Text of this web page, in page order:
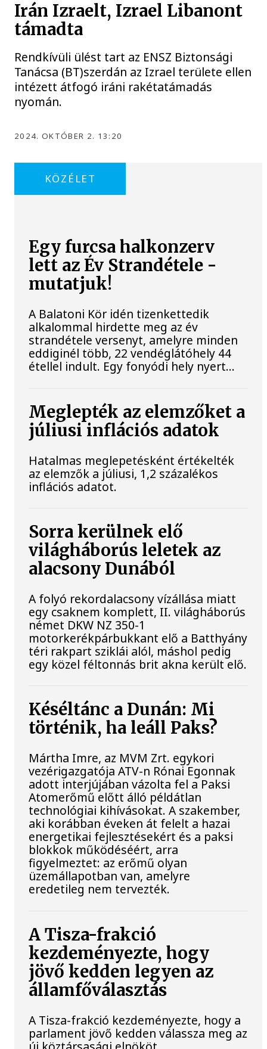
Irán Izraelt, Izrael Libanont
támadta
Rendkívüli ülést tart az ENSZ Biztonsági
Tanácsa (BT)szerdán az Izrael területe ellen
intézett átfogó iráni rakétatámadás
nyomán.
2024. OKTÓBER 2. 13:20
KÖZÉLET
Egy furcsa halkonzerv
lett az Év Strandétele -
mutatjuk!
A Balatoni Kör idén tizenkettedik
alkalommal hirdette meg az év
strandétele versenyt, amelyre minden
eddiginél több, 22 vendéglátóhely 44
étellel indult. Egy fonyódi hely nyert...
Meglepték az elemzőket a
júliusi inflációs adatok
Hatalmas meglepetésként értékelték
az elemzők a júliusi, 1,2 százalékos
inflációs adatot.
Sorra kerülnek elő
világháborús leletek az
alacsony Dunából
A folyó rekordalacsony vízállása miatt
egy csaknem komplett, II. világháborús
német DKW NZ 350-1
motorkerékpárbukkant elő a Batthyány
téri rakpart sziklái alól, máshol pedig
egy közel féltonnás brit akna került elő.
Késéltánc a Dunán: Mi
történik, ha leáll Paks?
Mártha Imre, az MVM Zrt. egykori
vezérigazgatója ATV-n Rónai Egonnak
adott interjújában vázolta fel a Paksi
Atomerőmű előtt álló példátlan
technológiai kihívásokat. A szakember,
aki korábban éveken át felelt a hazai
energetikai fejlesztésekért és a paksi
blokkok működéséért, arra
figyelmeztet: az erőmű olyan
üzemállapotban van, amelyre
eredetileg nem tervezték.
A Tisza-frakció
kezdeményezte, hogy
jövő kedden legyen az
államfőválasztás
A Tisza-frakció kezdeményezte, hogy a
parlament jövő kedden válassza meg az